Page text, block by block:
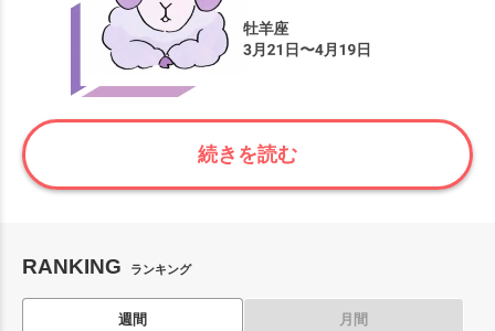
続きを読む
RANKING ランキング
週間 月間